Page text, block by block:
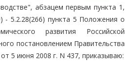
абзацем первым пункта 1,
- 5.2.28(266) пункта 5 Положения о
развития Российской
постановлением Правительства
5 июня 2008 г. N 437, приказываю: